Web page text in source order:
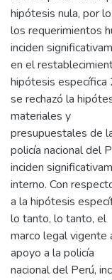
hipótesis nula, por
los requerimientos
inciden
en el
hipótesis específica
se rechazó la
materiales y
presupuestales de
policía nacional del
inciden
interno. Con
a la hipótesis
lo tanto, lo tanto, el
marco legal vigente
apoyo a la policía
nacional del Perú,